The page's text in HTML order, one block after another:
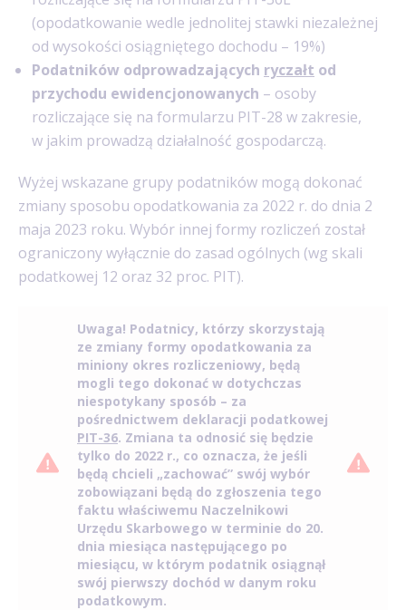
(opodatkowanie wedle jednolitej stawki niezależnej
od wysokości osiągniętego dochodu – 19%)
Podatników odprowadzających ryczałt od
przychodu ewidencjonowanych – osoby
rozliczające się na formularzu PIT-28 w zakresie,
w jakim prowadzą działalność gospodarczą.
Wyżej wskazane grupy podatników mogą dokonać
zmiany sposobu opodatkowania za 2022 r. do dnia 2
maja 2023 roku. Wybór innej formy rozliczeń został
ograniczony wyłącznie do zasad ogólnych (wg skali
podatkowej 12 oraz 32 proc. PIT).
Uwaga! Podatnicy, którzy skorzystają
ze zmiany formy opodatkowania za
miniony okres rozliczeniowy, będą
mogli tego dokonać w dotychczas
niespotykany sposób – za
pośrednictwem deklaracji podatkowej
PIT-36. Zmiana ta odnosić się będzie
tylko do 2022 r., co oznacza, że jeśli
będą chcieli „zachować” swój wybór
zobowiązani będą do zgłoszenia tego
faktu właściwemu Naczelnikowi
Urzędu Skarbowego w terminie do 20.
dnia miesiąca następującego po
miesiącu, w którym podatnik osiągnął
swój pierwszy dochód w danym roku
podatkowym.